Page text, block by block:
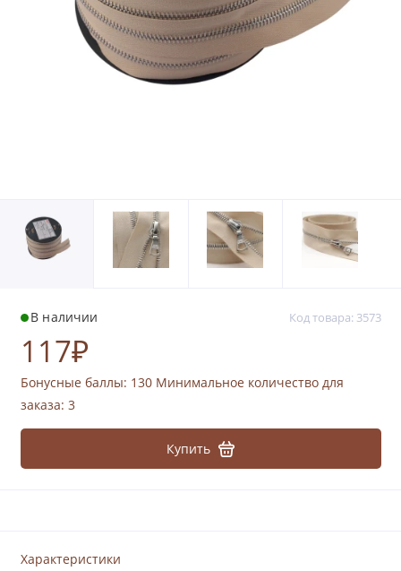
В наличии Код товара: 3573
117₽
Бонусные баллы: 130 Минимальное количество для
заказа: 3
Купить
Характеристики